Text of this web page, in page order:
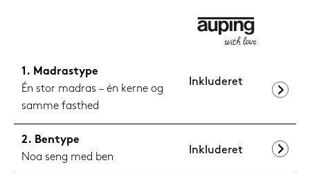
Madrastype
Én stor madras – én kerne og
samme fasthed
Inkluderet
Bentype
Noa seng med ben
Inkluderet